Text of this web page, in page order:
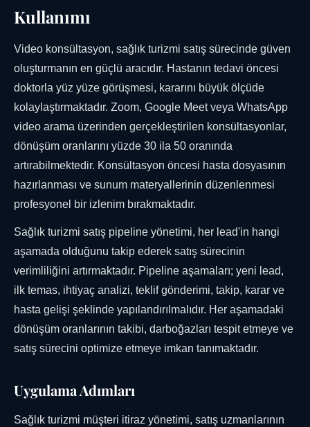
Kullanımı
Video konsültasyon, sağlık turizmi satış sürecinde güven
oluşturmanın en güçlü aracıdır. Hastanın tedavi öncesi
doktorla yüz yüze görüşmesi, kararını büyük ölçüde
kolaylaştırmaktadır. Zoom, Google Meet veya WhatsApp
video arama üzerinden gerçekleştirilen konsültasyonlar,
dönüşüm oranlarını yüzde 30 ila 50 oranında
artırabilmektedir. Konsültasyon öncesi hasta dosyasının
hazırlanması ve sunum materyallerinin düzenlenmesi
profesyonel bir izlenim bırakmaktadır.
Sağlık turizmi satış pipeline yönetimi, her lead'in hangi
aşamada olduğunu takip ederek satış sürecinin
verimliliğini artırmaktadır. Pipeline aşamaları; yeni lead,
ilk temas, ihtiyaç analizi, teklif gönderimi, takip, karar ve
hasta gelişi şeklinde yapılandırılmalıdır. Her aşamadaki
dönüşüm oranlarının takibi, darboğazları tespit etmeye ve
satış sürecini optimize etmeye imkan tanımaktadır.
Uygulama Adımları
Sağlık turizmi müşteri itiraz yönetimi, satış uzmanlarının